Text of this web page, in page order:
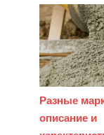
Разные
описание и